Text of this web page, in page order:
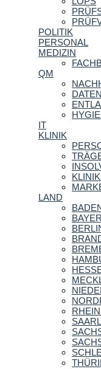
POLITIK
PERSONAL
MEDIZIN
QM
IT
KLINIK
LAND